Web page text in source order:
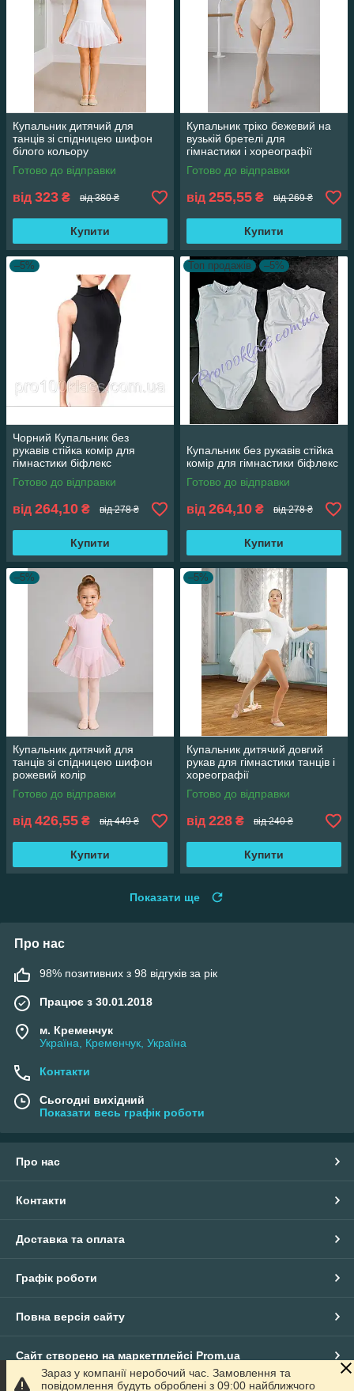
Купальник дитячий для
танців зі спідницею шифон
білого кольору
Готово до відправки
від 323 ₴ від 380 ₴
Купити
Купальник тріко бежевий на
вузькій бретелі для
гімнастики і хореографії
бежевий мікродайвинг
Готово до відправки
від 255,55 ₴ від 269 ₴
Купити
–5%
Чорний Купальник без
рукавів стійка комір для
гімнастики біфлекс
Готово до відправки
від 264,10 ₴ від 278 ₴
Купити
Топ продажів –5%
Купальник без рукавів стійка
комір для гімнастики біфлекс
Готово до відправки
від 264,10 ₴ від 278 ₴
Купити
–5%
Купальник дитячий для
танців зі спідницею шифон
рожевий колір
Готово до відправки
від 426,55 ₴ від 449 ₴
Купити
–5%
Купальник дитячий довгий
рукав для гімнастики танців і
хореографії
Готово до відправки
від 228 ₴ від 240 ₴
Купити
Показати ще
Про нас
98% позитивних з 98 відгуків за рік
Працює з 30.01.2018
м. Кременчук
Україна, Кременчук, Україна
Контакти
Сьогодні вихідний
Показати весь графік роботи
Про нас
Контакти
Доставка та оплата
Графік роботи
Повна версія сайту
Сайт створено на маркетплейсі Prom.ua
Зараз у компанії неробочий час. Замовлення та
повідомлення будуть оброблені з 09:00 найближчого